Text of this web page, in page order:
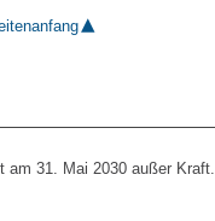
am 31. Mai 2030 außer Kraft.